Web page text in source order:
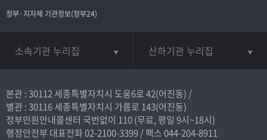
정부·지자체 기관정보(정부24)
소속기관 누리집 산하기관 누리집
본관 : 30112 세종특별자치시 도움6로 42(어진동) /
별관 : 30116 세종특별자치시 가름로 143(어진동)
정부민원안내콜센터 국번없이 110(무료, 평일 9시~18시)
행정안전부 대표전화02-2100-3399/ 팩스 044-204-8911